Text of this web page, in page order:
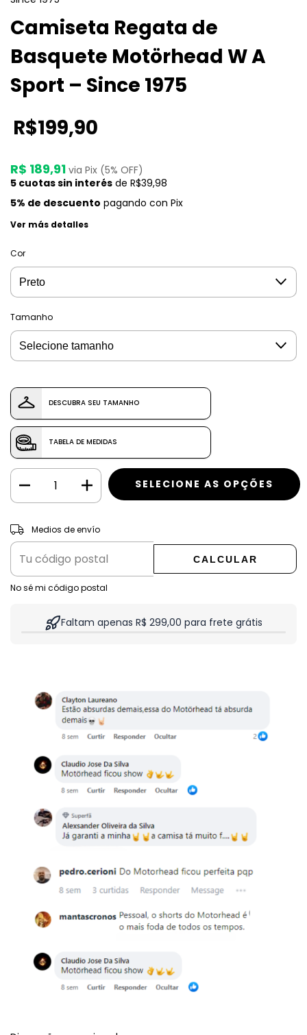
Camiseta Regata de
Basquete Motörhead W A
Sport – Since 1975
R$199,90
R$ 189,91 via Pix (5% OFF)
5 cuotas sin interés de R$39,98
5% de descuento pagando con Pix
Ver más detalles
Cor
Tamanho
DESCUBRA SEU TAMANHO
TABELA DE MEDIDAS
Entregas para el CP:
Medios de envío
CALCULAR
No sé mi código postal
Faltam apenas R$ 299,00 para frete grátis